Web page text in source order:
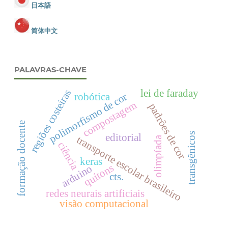
日本語
简体中文
PALAVRAS-CHAVE
editorial olimpíada
transporte escolar brasileiro
padrões de cor
polimorfismo de cor
quítons
regiões costeirasrobótica
redes neurais artificiais
visão computacional
keras
formação docente transgênicos
cts.
compostagem
lei de faraday
ciência
arduino